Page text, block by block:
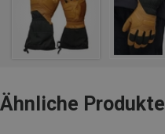
Ähnliche Produkte